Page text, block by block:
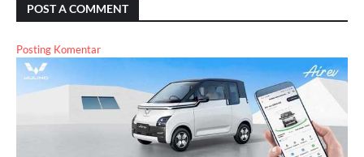
POST A COMMENT
Posting Komentar